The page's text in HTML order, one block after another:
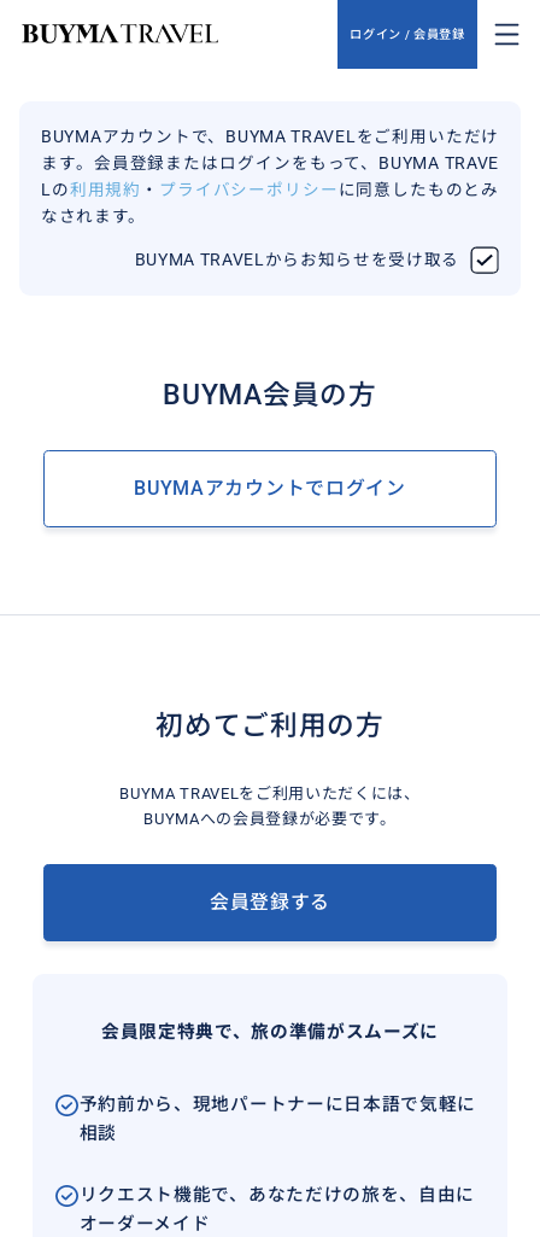
ログイン / 会員登録
BUYMAアカウントで、BUYMA TRAVELをご利用いただけ
ます。会員登録またはログインをもって、BUYMA TRAVE
Lの利用規約 ・ プライバシーポリシー に同意したものとみ
なされます。
BUYMA TRAVELからお知らせを受け取る
BUYMA会員の方
BUYMAアカウントでログイン
初めてご利用の方
BUYMA TRAVELをご利用いただくには、
BUYMAへの会員登録が必要です。
会員登録する
会員限定特典で、旅の準備がスムーズに
予約前から、現地パートナーに日本語で気軽に
相談
リクエスト機能で、あなただけの旅を、自由に
オーダーメイド